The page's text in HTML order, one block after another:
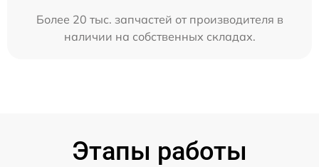
Более 20 тыс. запчастей от производителя в
наличии на собственных складах.
Этапы работы